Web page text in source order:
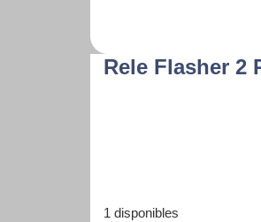
Rele Flasher 2
1 disponibles